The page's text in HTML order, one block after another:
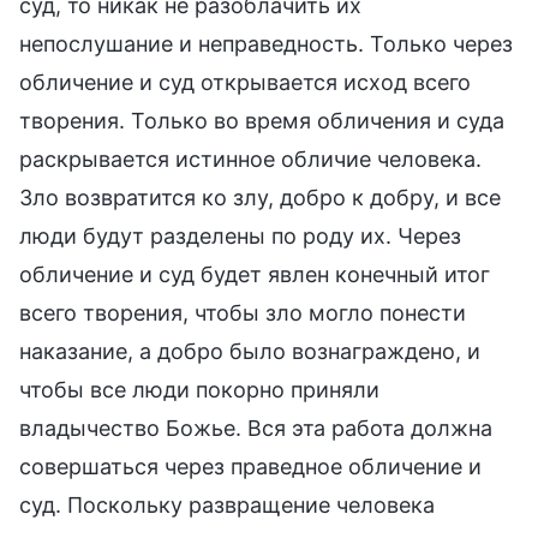
непослушание и неправедность. Только через
обличение и суд открывается исход всего
творения. Только во время обличения и суда
раскрывается истинное обличие человека.
Зло возвратится ко злу, добро к добру, и все
люди будут разделены по роду их. Через
обличение и суд будет явлен конечный итог
всего творения, чтобы зло могло понести
наказание, а добро было вознаграждено, и
чтобы все люди покорно приняли
владычество Божье. Вся эта работа должна
совершаться через праведное обличение и
суд. Поскольку развращение человека